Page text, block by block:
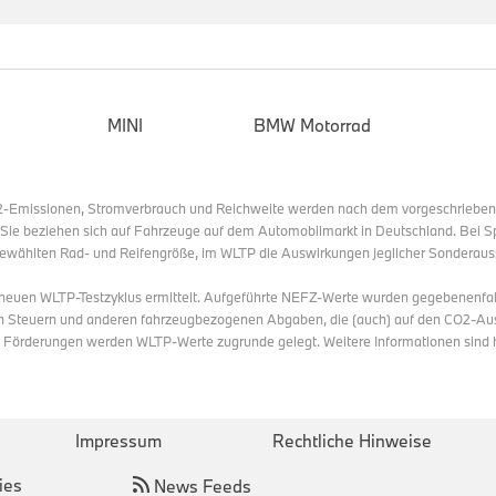
modernem Design und innovativen Technologien.
aus luxuriösen Materialien, modernem Design und
Formensprache, hochwertige Oberflächen wie Leder, Textil,
sowie ein immersives Lichtkonzept mit ambienter Lichtleiste
BMW Panoramic iDrive und der BMW Passenger
Dimensionen bei Unterhaltung und Information.
sowohl Fahrer als auch Passagiere in den Mittelpunkt stellt.
neue BMW Panoramic iDrive mit optimaler Fahrerorientierung
MINI BMW Motorrad
Emissionen, Stromverbrauch und Reichweite werden nach dem
beziehen sich auf Fahrzeuge auf dem Automobilmarkt in Deutschland. Bei
Rad- und Reifengröße, im WLTP die Auswirkungen jeglicher
WLTP-Testzyklus ermittelt. Aufgeführte NEFZ-Werte wurden
Steuern und anderen fahrzeugbezogenen Abgaben, die (auch) auf den CO2-
werden WLTP-Werte zugrunde gelegt. Weitere Informationen
Impressum
Rechtliche Hinweise
News Feeds